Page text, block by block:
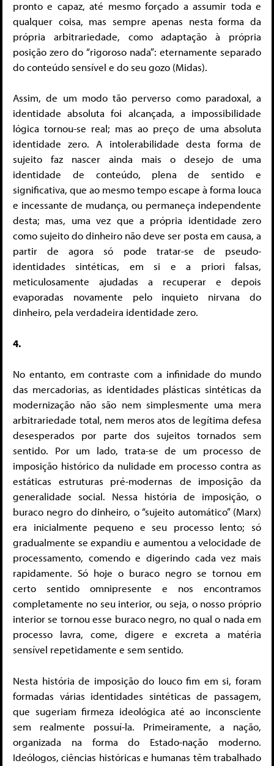
pronto e capaz, até mesmo forçado a assumir toda e
qualquer coisa, mas sempre apenas nesta forma da
própria arbitrariedade, como adaptação à própria
posição zero do “rigoroso nada”: eternamente separado
do conteúdo sensível e do seu gozo (Midas).
Assim, de um modo tão perverso como paradoxal, a
identidade absoluta foi alcançada, a impossibilidade
lógica tornou-se real; mas ao preço de uma absoluta
identidade zero. A intolerabilidade desta forma de
sujeito faz nascer ainda mais o desejo de uma
identidade de conteúdo, plena de sentido e
significativa, que ao mesmo tempo escape à forma louca
e incessante de mudança, ou permaneça independente
desta; mas, uma vez que a própria identidade zero
como sujeito do dinheiro não deve ser posta em causa, a
partir de agora só pode tratar-se de pseudo-
identidades sintéticas, em si e a priori falsas,
meticulosamente ajudadas a recuperar e depois
evaporadas novamente pelo inquieto nirvana do
dinheiro, pela verdadeira identidade zero.
4.
No entanto, em contraste com a infinidade do mundo
das mercadorias, as identidades plásticas sintéticas da
modernização não são nem simplesmente uma mera
arbitrariedade total, nem meros atos de legítima defesa
desesperados por parte dos sujeitos tornados sem
sentido. Por um lado, trata-se de um processo de
imposição histórico da nulidade em processo contra as
estáticas estruturas pré-modernas de imposição da
generalidade social. Nessa história de imposição, o
buraco negro do dinheiro, o “sujeito automático” (Marx)
era inicialmente pequeno e seu processo lento; só
gradualmente se expandiu e aumentou a velocidade de
processamento, comendo e digerindo cada vez mais
rapidamente. Só hoje o buraco negro se tornou em
certo sentido omnipresente e nos encontramos
completamente no seu interior, ou seja, o nosso próprio
interior se tornou esse buraco negro, no qual o nada em
processo lavra, come, digere e excreta a matéria
sensível repetidamente e sem sentido.
Nesta história de imposição do louco fim em si, foram
formadas várias identidades sintéticas de passagem,
que sugeriam firmeza ideológica até ao inconsciente
sem realmente possuí-la. Primeiramente, a nação,
organizada na forma do Estado-nação moderno.
Ideólogos, ciências históricas e humanas têm trabalhado